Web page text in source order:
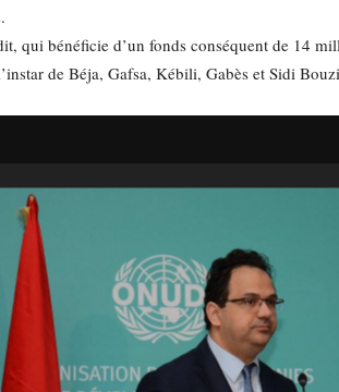
qui bénéficie d’un fonds conséquent de 14
de Béja, Gafsa, Kébili, Gabès et Sidi